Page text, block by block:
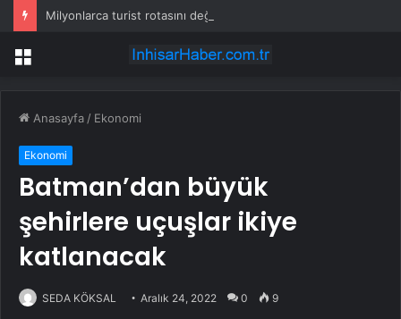
Menü
Anasayfa / Ekonomi
Ekonomi
Batman’dan büyük
şehirlere uçuşlar ikiye
katlanacak
SEDA KÖKSAL Aralık 24, 2022 0 9